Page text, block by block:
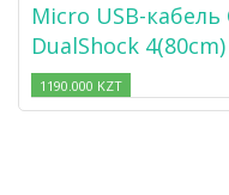
Micro USB-кабель
DualShock 4(80cm)
1190.000 KZT